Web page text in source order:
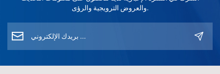
لضمان توافق مثالي مع
بتحقيق إعادة إنتاج مثالية
للألوان في كل مرة.
والعروض الترويجية والرؤى.